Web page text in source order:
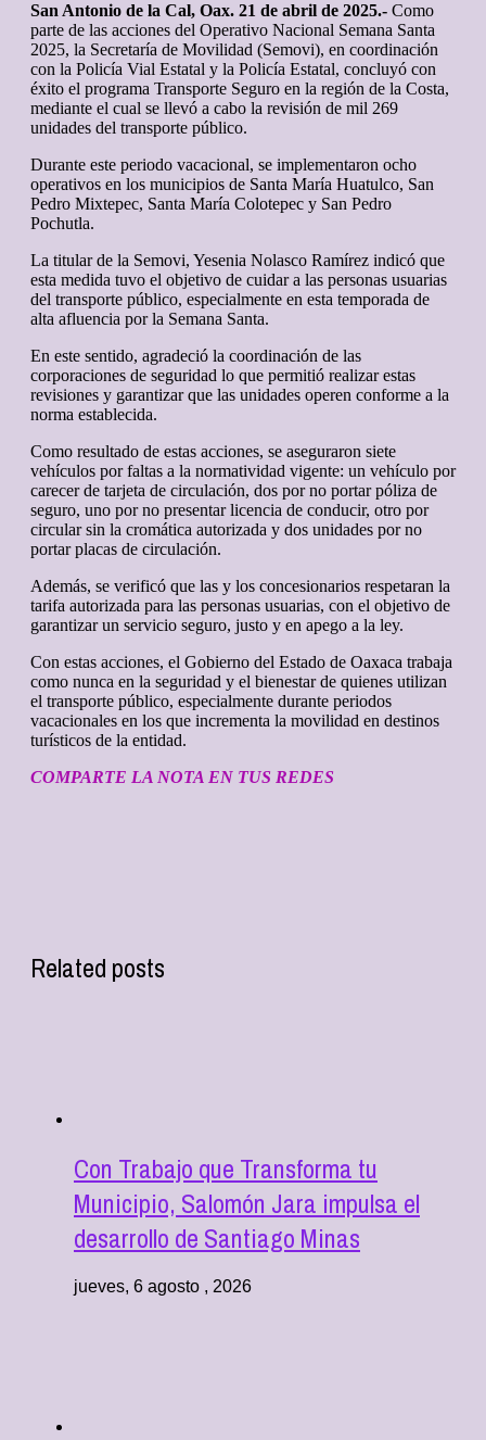
San Antonio de la Cal, Oax. 21 de abril de 2025.- Como
parte de las acciones del Operativo Nacional Semana Santa
2025, la Secretaría de Movilidad (Semovi), en coordinación
con la Policía Vial Estatal y la Policía Estatal, concluyó con
éxito el programa Transporte Seguro en la región de la Costa,
mediante el cual se llevó a cabo la revisión de mil 269
unidades del transporte público.
Durante este periodo vacacional, se implementaron ocho
operativos en los municipios de Santa María Huatulco, San
Pedro Mixtepec, Santa María Colotepec y San Pedro
Pochutla.
La titular de la Semovi, Yesenia Nolasco Ramírez indicó que
esta medida tuvo el objetivo de cuidar a las personas usuarias
del transporte público, especialmente en esta temporada de
alta afluencia por la Semana Santa.
En este sentido, agradeció la coordinación de las
corporaciones de seguridad lo que permitió realizar estas
revisiones y garantizar que las unidades operen conforme a la
norma establecida.
Como resultado de estas acciones, se aseguraron siete
vehículos por faltas a la normatividad vigente: un vehículo por
carecer de tarjeta de circulación, dos por no portar póliza de
seguro, uno por no presentar licencia de conducir, otro por
circular sin la cromática autorizada y dos unidades por no
portar placas de circulación.
Además, se verificó que las y los concesionarios respetaran la
tarifa autorizada para las personas usuarias, con el objetivo de
garantizar un servicio seguro, justo y en apego a la ley.
Con estas acciones, el Gobierno del Estado de Oaxaca trabaja
como nunca en la seguridad y el bienestar de quienes utilizan
el transporte público, especialmente durante periodos
vacacionales en los que incrementa la movilidad en destinos
turísticos de la entidad.
COMPARTE LA NOTA EN TUS REDES
Related posts
Con Trabajo que Transforma tu
Municipio, Salomón Jara impulsa el
desarrollo de Santiago Minas
jueves, 6 agosto , 2026